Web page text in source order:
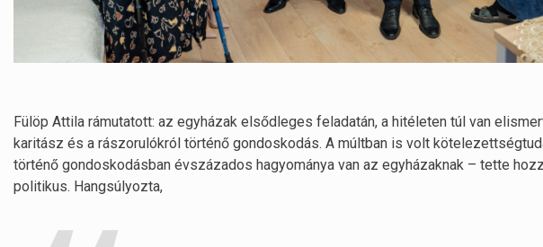
Fülöp Attila rámutatott: az egyházak elsődleges feladatán, a hitéleten túl van
karitász és a rászorulókról történő gondoskodás. A múltban is volt
történő gondoskodásban évszázados hagyománya van az egyházaknak – tette
politikus. Hangsúlyozta,